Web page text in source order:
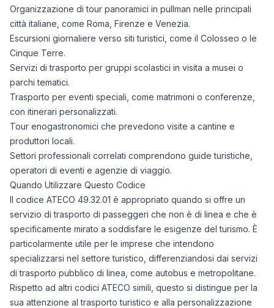
Organizzazione di tour panoramici in pullman nelle principali
città italiane, come Roma, Firenze e Venezia.
Escursioni giornaliere verso siti turistici, come il Colosseo o le
Cinque Terre.
Servizi di trasporto per gruppi scolastici in visita a musei o
parchi tematici.
Trasporto per eventi speciali, come matrimoni o conferenze,
con itinerari personalizzati.
Tour enogastronomici che prevedono visite a cantine e
produttori locali.
Settori professionali correlati comprendono guide turistiche,
operatori di eventi e agenzie di viaggio.
Quando Utilizzare Questo Codice
Il codice ATECO 49.32.01 è appropriato quando si offre un
servizio di trasporto di passeggeri che non è di linea e che è
specificamente mirato a soddisfare le esigenze del turismo. È
particolarmente utile per le imprese che intendono
specializzarsi nel settore turistico, differenziandosi dai servizi
di trasporto pubblico di linea, come autobus e metropolitane.
Rispetto ad altri codici ATECO simili, questo si distingue per la
sua attenzione al trasporto turistico e alla personalizzazione